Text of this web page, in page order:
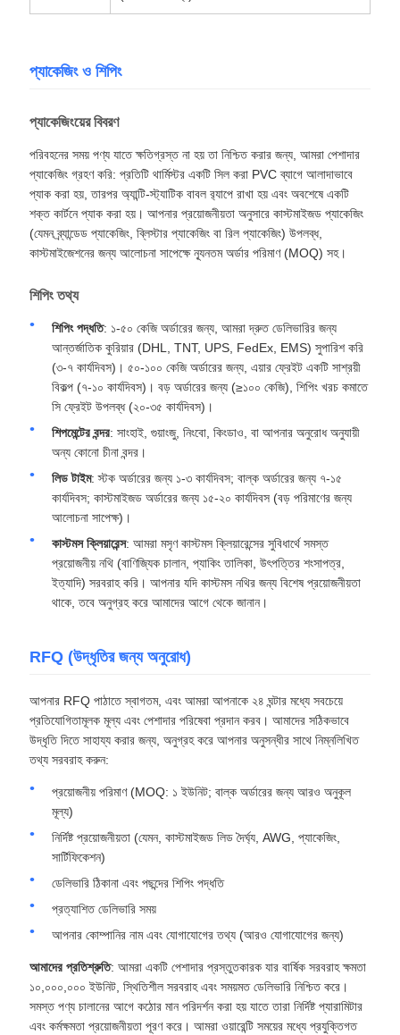
প্যাকেজিং ও শিপিং
প্যাকেজিংয়ের বিবরণ
পরিবহনের সময় পণ্য যাতে ক্ষতিগ্রস্ত না হয় তা নিশ্চিত করার জন্য, আমরা পেশাদার
প্যাকেজিং গ্রহণ করি: প্রতিটি থার্মিস্টর একটি সিল করা PVC ব্যাগে আলাদাভাবে
প্যাক করা হয়, তারপর অ্যান্টি-স্ট্যাটিক বাবল র‍্যাপে রাখা হয় এবং অবশেষে একটি
শক্ত কার্টনে প্যাক করা হয়। আপনার প্রয়োজনীয়তা অনুসারে কাস্টমাইজড প্যাকেজিং
(যেমন ব্র্যান্ডেড প্যাকেজিং, ব্লিস্টার প্যাকেজিং বা রিল প্যাকেজিং) উপলব্ধ,
কাস্টমাইজেশনের জন্য আলোচনা সাপেক্ষে ন্যূনতম অর্ডার পরিমাণ (MOQ) সহ।
শিপিং তথ্য
শিপিং পদ্ধতি: ১-৫০ কেজি অর্ডারের জন্য, আমরা দ্রুত ডেলিভারির জন্য
আন্তর্জাতিক কুরিয়ার (DHL, TNT, UPS, FedEx, EMS) সুপারিশ করি
(৩-৭ কার্যদিবস)। ৫০-১০০ কেজি অর্ডারের জন্য, এয়ার ফ্রেইট একটি সাশ্রয়ী
বিকল্প (৭-১০ কার্যদিবস)। বড় অর্ডারের জন্য (≥১০০ কেজি), শিপিং খরচ কমাতে
সি ফ্রেইট উপলব্ধ (২০-৩৫ কার্যদিবস)।
শিপমেন্টের বন্দর: সাংহাই, গুয়াংজু, নিংবো, কিংডাও, বা আপনার অনুরোধ অনুযায়ী
অন্য কোনো চীনা বন্দর।
লিড টাইম: স্টক অর্ডারের জন্য ১-৩ কার্যদিবস; বাল্ক অর্ডারের জন্য ৭-১৫
কার্যদিবস; কাস্টমাইজড অর্ডারের জন্য ১৫-২০ কার্যদিবস (বড় পরিমাণের জন্য
আলোচনা সাপেক্ষ)।
কাস্টমস ক্লিয়ারেন্স: আমরা মসৃণ কাস্টমস ক্লিয়ারেন্সের সুবিধার্থে সমস্ত
প্রয়োজনীয় নথি (বাণিজ্যিক চালান, প্যাকিং তালিকা, উৎপত্তির শংসাপত্র,
ইত্যাদি) সরবরাহ করি। আপনার যদি কাস্টমস নথির জন্য বিশেষ প্রয়োজনীয়তা
থাকে, তবে অনুগ্রহ করে আমাদের আগে থেকে জানান।
RFQ (উদ্ধৃতির জন্য অনুরোধ)
আপনার RFQ পাঠাতে স্বাগতম, এবং আমরা আপনাকে ২৪ ঘন্টার মধ্যে সবচেয়ে
প্রতিযোগিতামূলক মূল্য এবং পেশাদার পরিষেবা প্রদান করব। আমাদের সঠিকভাবে
উদ্ধৃতি দিতে সাহায্য করার জন্য, অনুগ্রহ করে আপনার অনুসন্ধীর সাথে নিম্নলিখিত
তথ্য সরবরাহ করুন:
প্রয়োজনীয় পরিমাণ (MOQ: ১ ইউনিট; বাল্ক অর্ডারের জন্য আরও অনুকূল
মূল্য)
নির্দিষ্ট প্রয়োজনীয়তা (যেমন, কাস্টমাইজড লিড দৈর্ঘ্য, AWG, প্যাকেজিং,
সার্টিফিকেশন)
ডেলিভারি ঠিকানা এবং পছন্দের শিপিং পদ্ধতি
প্রত্যাশিত ডেলিভারি সময়
আপনার কোম্পানির নাম এবং যোগাযোগের তথ্য (আরও যোগাযোগের জন্য)
আমাদের প্রতিশ্রুতি: আমরা একটি পেশাদার প্রস্তুতকারক যার বার্ষিক সরবরাহ ক্ষমতা
১০,০০০,০০০ ইউনিট, স্থিতিশীল সরবরাহ এবং সময়মত ডেলিভারি নিশ্চিত করে।
সমস্ত পণ্য চালানের আগে কঠোর মান পরিদর্শন করা হয় যাতে তারা নির্দিষ্ট প্যারামিটার
এবং কর্মক্ষমতা প্রয়োজনীয়তা পূরণ করে। আমরা ওয়ারেন্টি সময়ের মধ্যে প্রযুক্তিগত